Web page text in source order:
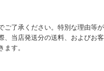
了承ください。特別な理由等
、当店発送分の送料、およびお
ます。